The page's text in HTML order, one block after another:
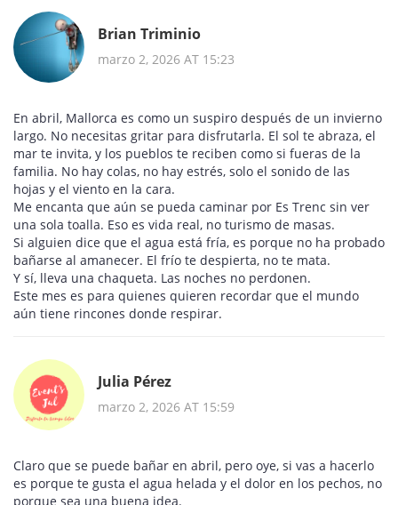
Brian Triminio
marzo 2, 2026 AT 15:23
En abril, Mallorca es como un suspiro después de un invierno
largo. No necesitas gritar para disfrutarla. El sol te abraza, el
mar te invita, y los pueblos te reciben como si fueras de la
familia. No hay colas, no hay estrés, solo el sonido de las
hojas y el viento en la cara.
Me encanta que aún se pueda caminar por Es Trenc sin ver
una sola toalla. Eso es vida real, no turismo de masas.
Si alguien dice que el agua está fría, es porque no ha probado
bañarse al amanecer. El frío te despierta, no te mata.
Y sí, lleva una chaqueta. Las noches no perdonen.
Este mes es para quienes quieren recordar que el mundo
aún tiene rincones donde respirar.
Julia Pérez
marzo 2, 2026 AT 15:59
Claro que se puede bañar en abril, pero oye, si vas a hacerlo
es porque te gusta el agua helada y el dolor en los pechos, no
porque sea una buena idea.